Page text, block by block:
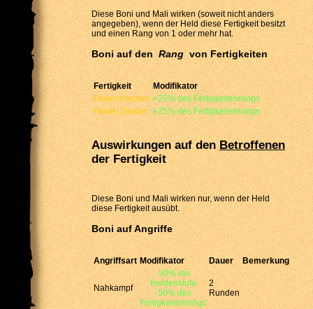
Diese Boni und Mali wirken (soweit nicht anders
angegeben), wenn der Held diese Fertigkeit besitzt
und einen Rang von 1 oder mehr hat.
Boni auf den Rang von Fertigkeiten
Fertigkeit
Modifikator
Faxen machen +25% des Fertigkeitenrangs
Fauler Zauber +25% des Fertigkeitenrangs
Auswirkungen auf denBetroffenen
der Fertigkeit
Diese Boni und Mali wirken nur, wenn der Held
diese Fertigkeit ausübt.
Boni auf Angriffe
Angriffsart Modifikator Dauer Bemerkung
Nahkampf
-50% der
Heldenstufe
-50% des
Fertigkeitenrangs
2
Runden